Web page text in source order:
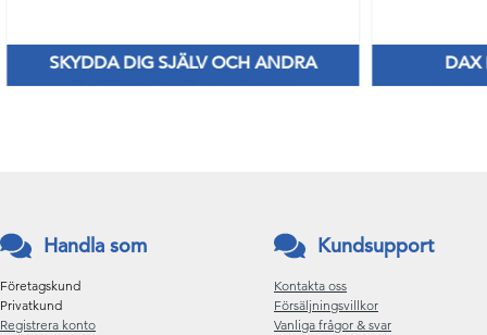
SKYDDA DIG SJÄLV OCH ANDRA
Nya Priser på nitril & vinylhanskar
DAX
Håll
Handla som
Företagskund
Privatkund
Registrera konto
Kundsupport
Kontakta oss
Försäljningsvillkor
Vanliga frågor & svar